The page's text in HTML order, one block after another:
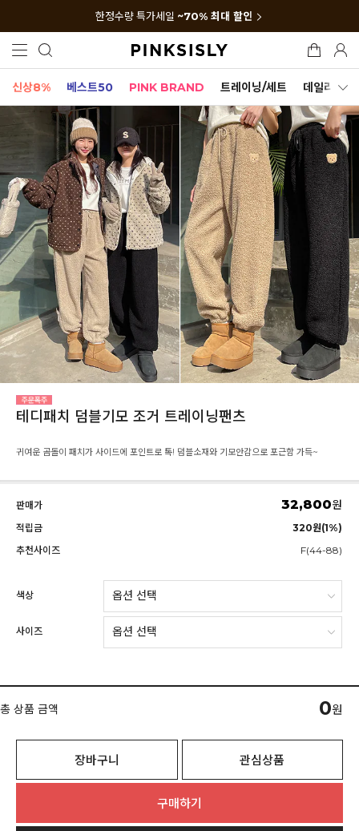
한정수량 특가세일 ~70% 최대 할인
신상8% 베스트50 PINK BRAND 트레이닝/세트 데일리세트
테디패치 덤블기모 조거 트레이닝팬츠
귀여운 곰돌이 패치가 사이드에 포인트로 톡! 덤블소재와 기모안감으로 포근함 가득~
판매가 32,800원
적립금
320원(1%)
추천사이즈
F(44-88)
색상
사이즈
총 상품 금액 0원
장바구니 관심상품
구매하기